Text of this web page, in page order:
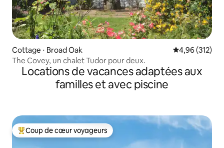
Cottage ⋅ Broad Oak Évaluation
4,96 (312)
The Covey, un chalet Tudor pour deux.
Locations de vacances adaptées aux
familles et avec piscine
Coups de cœur voyageurs les plus appréciés
Coup de cœur voyageurs